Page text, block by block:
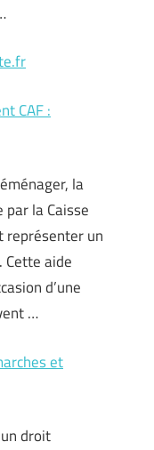
CAF :
la
la Caisse
représenter un
aide
d’une
…
et
droit